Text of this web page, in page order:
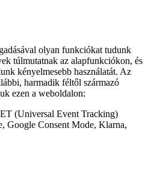
olyan funkciókat tudunk
túlmutatnak az alapfunkciókon, és
kényelmesebb használatát. Az
harmadik féltől származó
ezen a weboldalon:
(Universal Event Tracking)
Google Consent Mode, Klarna,